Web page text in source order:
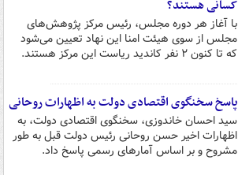
کسانی هستند؟
با آغاز هر دوره مجلس، رئیس مرکز پژوهش‌های
مجلس از سوی هیئت امنا این نهاد تعیین می‌شود
که تا کنون ۲ نفر کاندید ریاست این مرکز هستند.
پاسخ سخنگوی اقتصادی دولت به اظهارات روحانی
سید احسان خاندوزی، سخنگوی اقتصادی دولت، به
اظهارات اخیر حسن روحانی رئیس دولت قبل به طور
مشروح و بر اساس آمارهای رسمی پاسخ داد.